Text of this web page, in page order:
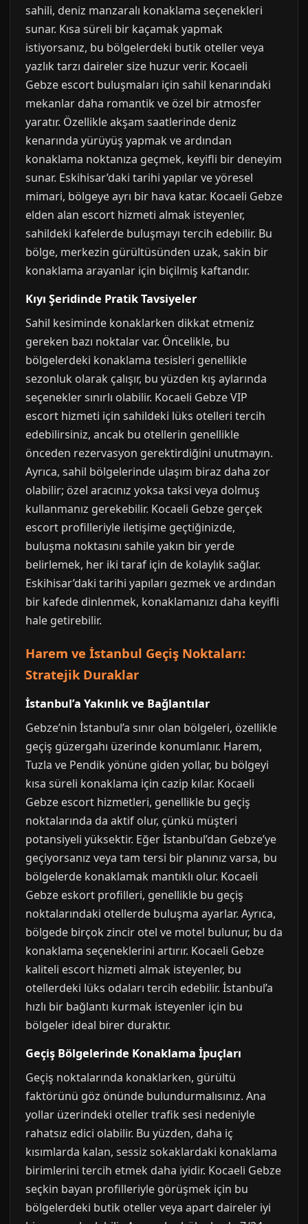
sahili, deniz manzaralı konaklama seçenekleri
sunar. Kısa süreli bir kaçamak yapmak
istiyorsanız, bu bölgelerdeki butik oteller veya
yazlık tarzı daireler size huzur verir. Kocaeli
Gebze escort buluşmaları için sahil kenarındaki
mekanlar daha romantik ve özel bir atmosfer
yaratır. Özellikle akşam saatlerinde deniz
kenarında yürüyüş yapmak ve ardından
konaklama noktanıza geçmek, keyifli bir deneyim
sunar. Eskihisar’daki tarihi yapılar ve yöresel
mimari, bölgeye ayrı bir hava katar. Kocaeli Gebze
elden alan escort hizmeti almak isteyenler,
sahildeki kafelerde buluşmayı tercih edebilir. Bu
bölge, merkezin gürültüsünden uzak, sakin bir
konaklama arayanlar için biçilmiş kaftandır.
Kıyı Şeridinde Pratik Tavsiyeler
Sahil kesiminde konaklarken dikkat etmeniz
gereken bazı noktalar var. Öncelikle, bu
bölgelerdeki konaklama tesisleri genellikle
sezonluk olarak çalışır, bu yüzden kış aylarında
seçenekler sınırlı olabilir. Kocaeli Gebze VIP
escort hizmeti için sahildeki lüks otelleri tercih
edebilirsiniz, ancak bu otellerin genellikle
önceden rezervasyon gerektirdiğini unutmayın.
Ayrıca, sahil bölgelerinde ulaşım biraz daha zor
olabilir; özel aracınız yoksa taksi veya dolmuş
kullanmanız gerekebilir. Kocaeli Gebze gerçek
escort profilleriyle iletişime geçtiğinizde,
buluşma noktasını sahile yakın bir yerde
belirlemek, her iki taraf için de kolaylık sağlar.
Eskihisar’daki tarihi yapıları gezmek ve ardından
bir kafede dinlenmek, konaklamanızı daha keyifli
hale getirebilir.
Harem ve İstanbul Geçiş Noktaları:
Stratejik Duraklar
İstanbul’a Yakınlık ve Bağlantılar
Gebze’nin İstanbul’a sınır olan bölgeleri, özellikle
geçiş güzergahı üzerinde konumlanır. Harem,
Tuzla ve Pendik yönüne giden yollar, bu bölgeyi
kısa süreli konaklama için cazip kılar. Kocaeli
Gebze escort hizmetleri, genellikle bu geçiş
noktalarında da aktif olur, çünkü müşteri
potansiyeli yüksektir. Eğer İstanbul’dan Gebze’ye
geçiyorsanız veya tam tersi bir planınız varsa, bu
bölgelerde konaklamak mantıklı olur. Kocaeli
Gebze eskort profilleri, genellikle bu geçiş
noktalarındaki otellerde buluşma ayarlar. Ayrıca,
bölgede birçok zincir otel ve motel bulunur, bu da
konaklama seçeneklerini artırır. Kocaeli Gebze
kaliteli escort hizmeti almak isteyenler, bu
otellerdeki lüks odaları tercih edebilir. İstanbul’a
hızlı bir bağlantı kurmak isteyenler için bu
bölgeler ideal birer duraktır.
Geçiş Bölgelerinde Konaklama İpuçları
Geçiş noktalarında konaklarken, gürültü
faktörünü göz önünde bulundurmalısınız. Ana
yollar üzerindeki oteller trafik sesi nedeniyle
rahatsız edici olabilir. Bu yüzden, daha iç
kısımlarda kalan, sessiz sokaklardaki konaklama
birimlerini tercih etmek daha iyidir. Kocaeli Gebze
seçkin bayan profilleriyle görüşmek için bu
bölgelerdeki butik oteller veya apart daireler iyi